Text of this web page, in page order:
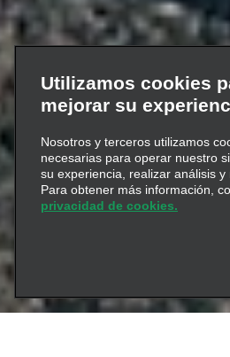
Utilizamos cookies
mejorar su
Nosotros y terceros utilizamos
necesarias para operar nuestro
su experiencia, realizar análisis y
Para obtener más información,
privacidad de cookies.